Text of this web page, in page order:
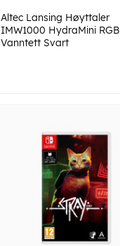
Altec Lansing Høyttaler
IMW1000 HydraMini RGB
Vanntett Svart